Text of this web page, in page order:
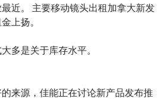
近。 主要移动镜头出租加拿大新发
上扬。
多是关于库存水平。
来源，佳能正在讨论新产品发布推